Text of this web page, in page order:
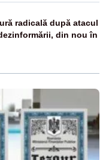
radicală după atacul
din nou în